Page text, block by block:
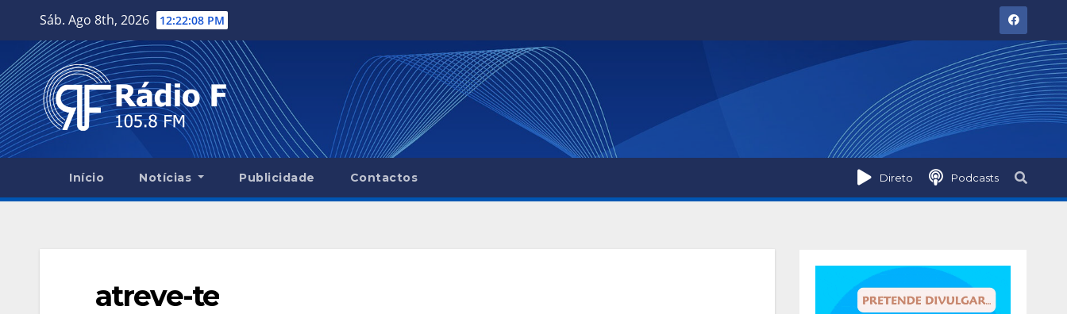
content
Sáb. Ago 8th, 2026 12:22:09 PM
Direto Podcasts
Início Notícias Publicidade Contactos
atreve-te